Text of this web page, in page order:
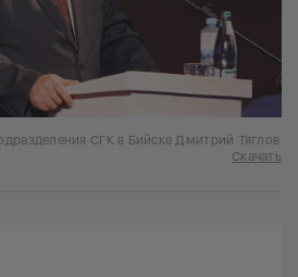
СГК в Бийске Дмитрий Тяглов
Скачать